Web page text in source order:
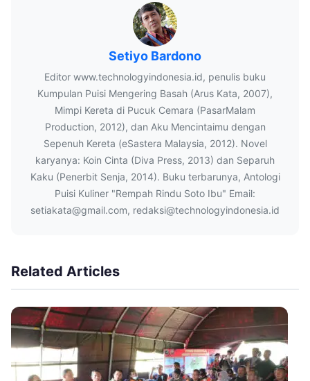
Setiyo Bardono
Editor www.technologyindonesia.id, penulis buku
Kumpulan Puisi Mengering Basah (Arus Kata, 2007),
Mimpi Kereta di Pucuk Cemara (PasarMalam
Production, 2012), dan Aku Mencintaimu dengan
Sepenuh Kereta (eSastera Malaysia, 2012). Novel
karyanya: Koin Cinta (Diva Press, 2013) dan Separuh
Kaku (Penerbit Senja, 2014). Buku terbarunya, Antologi
Puisi Kuliner "Rempah Rindu Soto Ibu" Email:
setiakata@gmail.com, redaksi@technologyindonesia.id
Related Articles